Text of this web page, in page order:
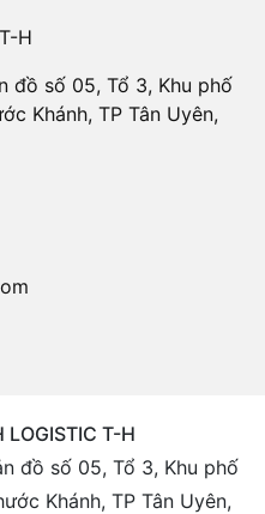
H
đồ số 05, Tổ 3, Khu phố
Khánh, TP Tân Uyên,
LOGISTIC T-H
đồ số 05, Tổ 3, Khu phố
Khánh, TP Tân Uyên,